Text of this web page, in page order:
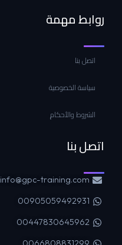
روابط مهمة
اتصل بنا
سياسة الخصوصية
الشروط والأحكام
اتصل بنا
info@gpc-training.com
00905059492931
00447830645962